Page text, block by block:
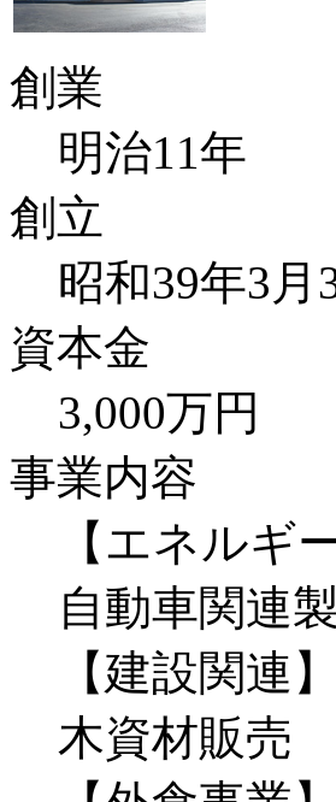
創業
明治11年
創立
昭和39年3月
資本金
3,000万円
事業内容
【エネルギ
自動車関連
【建設関連
木資材販売